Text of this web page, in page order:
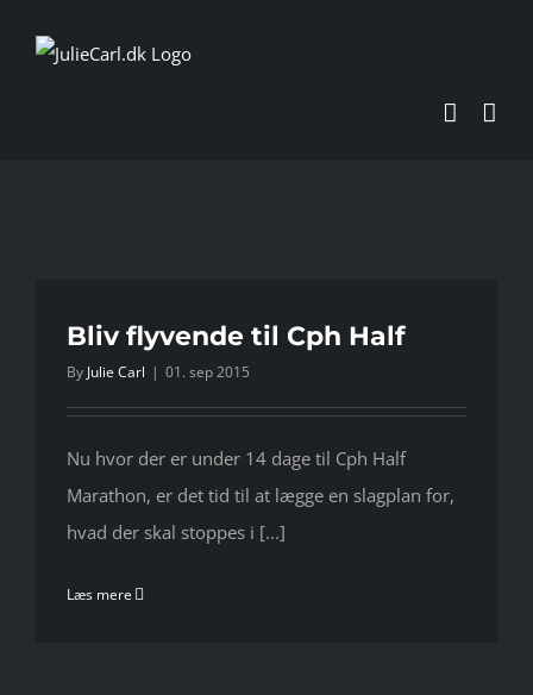
Bliv flyvende til Cph Half
By Julie Carl | 01. sep 2015
Nu hvor der er under 14 dage til Cph Half
Marathon, er det tid til at lægge en slagplan for,
hvad der skal stoppes i [...]
Læs mere